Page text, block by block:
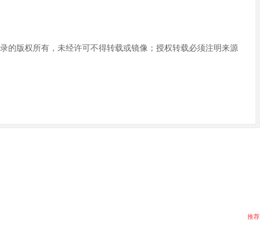
的版权所有，未经许可不得转载或镜像；授权转载必须注明来源
推荐